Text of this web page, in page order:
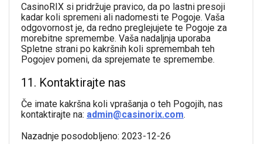
CasinoRIX si pridržuje pravico, da po lastni presoji
kadar koli spremeni ali nadomesti te Pogoje. Vaša
odgovornost je, da redno preglejujete te Pogoje za
morebitne spremembe. Vaša nadaljnja uporaba
Spletne strani po kakršnih koli spremembah teh
Pogojev pomeni, da sprejemate te spremembe.
11. Kontaktirajte nas
Če imate kakršna koli vprašanja o teh Pogojih, nas
kontaktirajte na: admin@casinorix.com.
Nazadnje posodobljeno: 2023-12-26